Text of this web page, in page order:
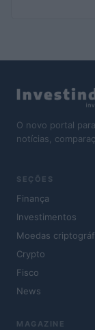
O novo portal
notícias,
SEÇÕES
Finança
Investimentos
Moedas
Crypto
Fisco
News
MAGAZINE